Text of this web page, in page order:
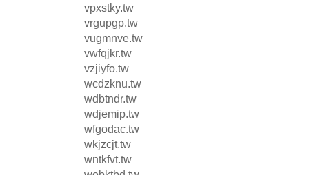
vpxstky.tw
vrgupgp.tw
vugmnve.tw
vwfqjkr.tw
vzjiyfo.tw
wcdzknu.tw
wdbtndr.tw
wdjemip.tw
wfgodac.tw
wkjzcjt.tw
wntkfvt.tw